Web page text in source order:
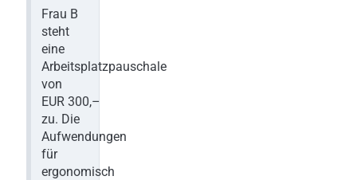
Frau B
steht
eine
Arbeitsplatzpauschale
von
EUR 300,–
zu. Die
Aufwendungen
für
ergonomisch